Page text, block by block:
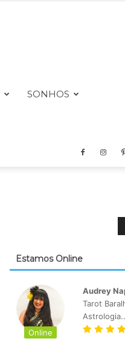
SONHOS
Estamos Online